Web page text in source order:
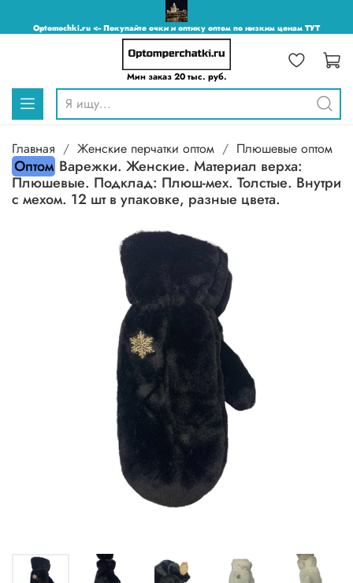
Optomochki.ru <-- Покупайте очки и оптику оптом по низким ценам ТУТ
Мин заказ 20 тыс. руб.
Главная Женские перчатки оптом Плюшевые оптом
Оптом Варежки. Женские. Материал верха:
Плюшевые. Подклад: Плюш-мех. Толстые. Внутри
с мехом. 12 шт в упаковке, разные цвета.